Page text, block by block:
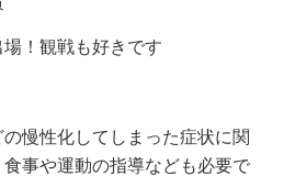
！観戦も好きです
慢性化してしまった症状に関
事や運動の指導なども必要で